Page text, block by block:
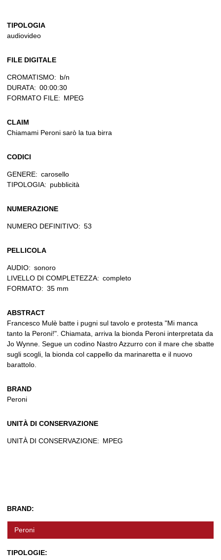
TIPOLOGIA
audiovideo
FILE DIGITALE
CROMATISMO: b/n
DURATA: 00:00:30
FORMATO FILE: MPEG
CLAIM
Chiamami Peroni sarò la tua birra
CODICI
GENERE: carosello
TIPOLOGIA: pubblicità
NUMERAZIONE
NUMERO DEFINITIVO: 53
PELLICOLA
AUDIO: sonoro
LIVELLO DI COMPLETEZZA: completo
FORMATO: 35 mm
ABSTRACT
Francesco Mulè batte i pugni sul tavolo e protesta "Mi manca
tanto la Peroni!". Chiamata, arriva la bionda Peroni interpretata da
Jo Wynne. Segue un codino Nastro Azzurro con il mare che sbatte
sugli scogli, la bionda col cappello da marinaretta e il nuovo
barattolo.
BRAND
Peroni
UNITÀ DI CONSERVAZIONE
UNITÀ DI CONSERVAZIONE: MPEG
BRAND:
Peroni
TIPOLOGIE: